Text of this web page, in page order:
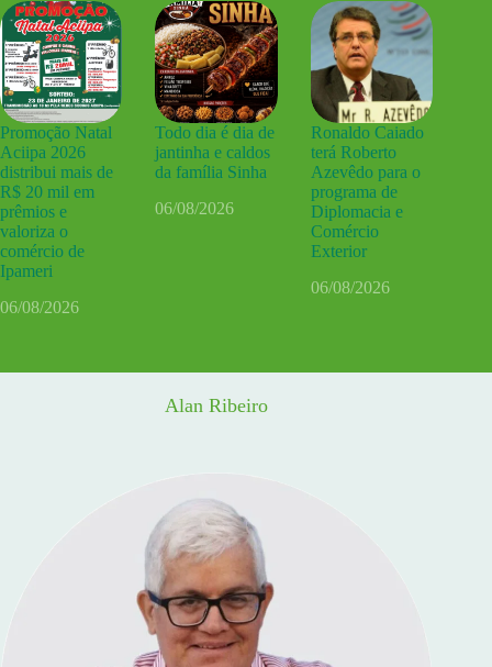
Promoção Natal
Aciipa 2026
distribui mais de
R$ 20 mil em
prêmios e
valoriza o
comércio de
Ipameri
06/08/2026
Todo dia é dia de
jantinha e caldos
da família Sinha
06/08/2026
Ronaldo Caiado
terá Roberto
Azevêdo para o
programa de
Diplomacia e
Comércio
Exterior
06/08/2026
Alan Ribeiro